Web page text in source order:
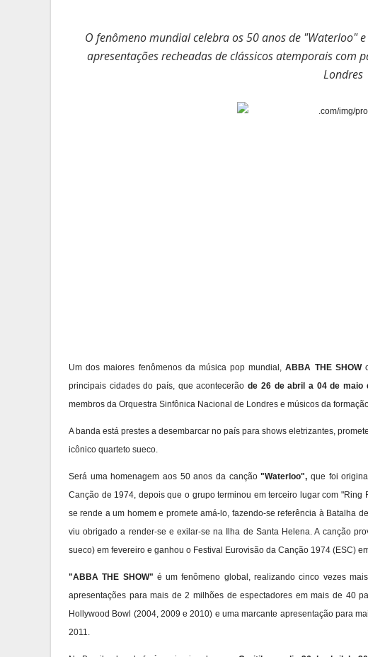
O fenômeno mundial celebra os 50 anos de "Waterloo"
apresentações recheadas de clássicos atemporais com
Londres
Um dos maiores fenômenos da música pop mundial,ABBA THE SHOW
principais cidades do país, que acontecerãode 26 de abril a 04 de maio
membros da Orquestra Sinfônica Nacional de Londres e músicos da
A banda está prestes a desembarcar no país para shows eletrizantes,
icônico quarteto sueco.
Será uma homenagem aos 50 anos da canção"Waterloo", que foi
Canção de 1974, depois que o grupo terminou em terceiro lugar com
se rende a um homem e promete amá-lo, fazendo-se referência à Batalha
viu obrigado a render-se e exilar-se na Ilha de Santa Helena. A canção
sueco) em fevereiro e ganhou o Festival Eurovisão da Canção 1974 (ESC)
"ABBA THE SHOW" é um fenômeno global, realizando cinco vezes
apresentações para mais de 2 milhões de espectadores em mais de 40
Hollywood Bowl (2004, 2009 e 2010) e uma marcante apresentação para
2011.